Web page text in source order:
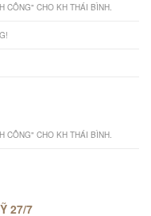
CÔNG" CHO KH THÁI BÌNH.
CÔNG" CHO KH THÁI BÌNH.
27/7